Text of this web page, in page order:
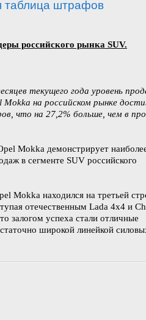
таблица штрафов
российского рынка SUV.
текущего года уровень
Mokka на российском рынке
что на 27,2% больше, чем в
Mokka демонстрирует
в сегменте SUV российского
Mokka находился на третьей
отечественным Lada 4x4 и
залогом успеха стали отличные
широкой линейкой